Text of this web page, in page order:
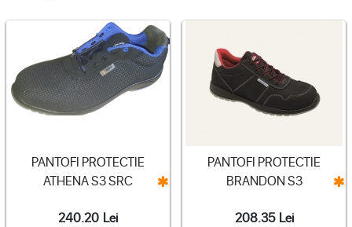
PANTOFI PROTECTIE
ATHENA S3 SRC
240.20 Lei
PANTOFI PROTECTIE
BRANDON S3
208.35 Lei